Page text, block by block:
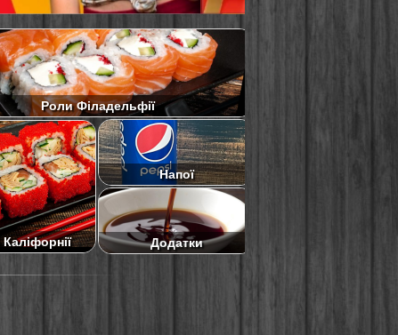
Роли Філадельфії
Напої
Додатки